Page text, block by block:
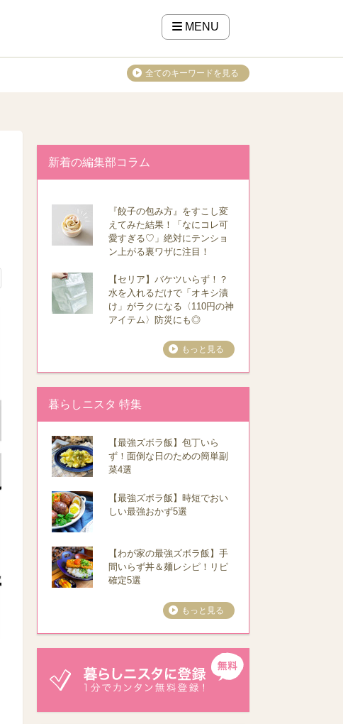
MENU
全てのキーワードを見る
新着の編集部コラム
『餃子の包み方』をすこし変
えてみた結果！「なにコレ可
愛すぎる♡」絶対にテンショ
ン上がる裏ワザに注目！
【セリア】バケツいらず！？
水を入れるだけで「オキシ漬
け」がラクになる〈110円の神
アイテム〉防災にも◎
もっと見る
暮らしニスタ 特集
【最強ズボラ飯】包丁いら
ず！面倒な日のための簡単副
菜4選
【最強ズボラ飯】時短でおい
しい最強おかず5選
【わが家の最強ズボラ飯】手
間いらず丼＆麺レシピ！リピ
確定5選
もっと見る